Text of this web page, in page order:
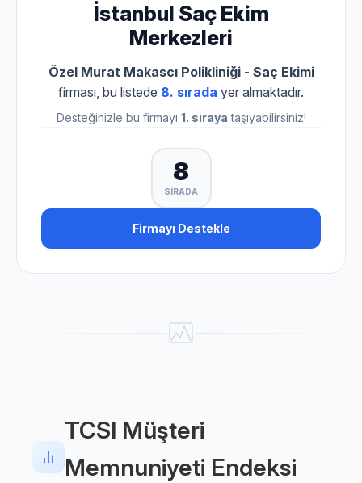
İstanbul Saç Ekim
Merkezleri
Özel Murat Makascı Polikliniği - Saç Ekimi
firması, bu listede 8. sırada yer almaktadır.
Desteğinizle bu firmayı 1. sıraya taşıyabilirsiniz!
8
SIRADA
Firmayı Destekle
TCSI Müşteri
Memnuniyeti Endeksi